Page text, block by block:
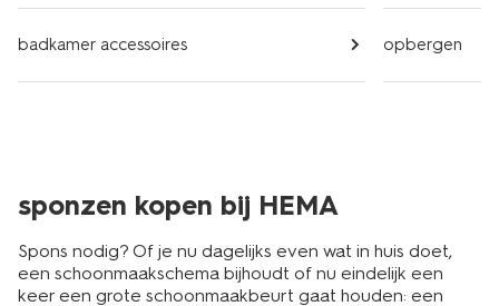
badkamer accessoires opbergen
sponzen kopen bij HEMA
Spons nodig? Of je nu dagelijks even wat in huis doet,
een schoonmaakschema bijhoudt of nu eindelijk een
keer een grote schoonmaakbeurt gaat houden: een